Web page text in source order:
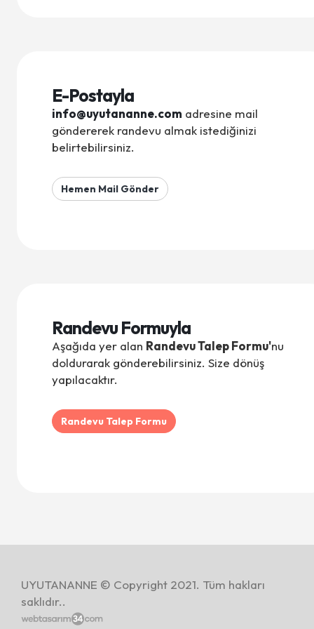
E-Postayla
info@uyutananne.com adresine mail
göndererek randevu almak istediğinizi
belirtebilirsiniz.
Hemen Mail Gönder
Randevu Formuyla
Aşağıda yer alan Randevu Talep Formu'nu
doldurarak gönderebilirsiniz. Size dönüş
yapılacaktır.
Randevu Talep Formu
UYUTANANNE © Copyright 2021. Tüm hakları
saklıdır..